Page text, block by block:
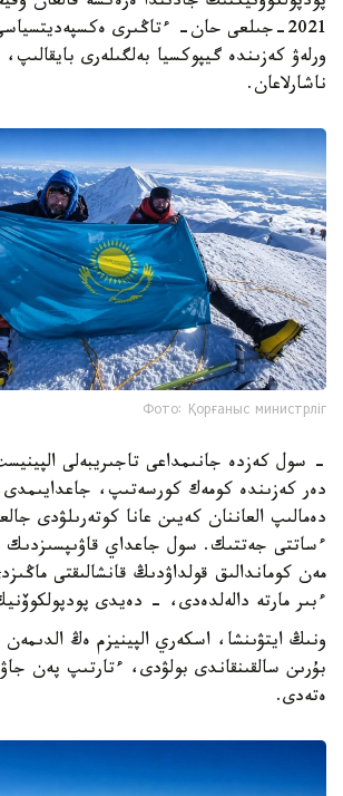
2021-جىلعى حان- ءتاڭىرى
ورلەۋ كەزىندە گيپوكسيا بەلگىلەرى
ناشارلاعان.
Фото: Қорғаныс министрліг
- سول كەزدە جانىمداعى تاجىريبەلى
دەر كەزىندە كومەك كورسەتىپ، جاعدايىمدى
دەمالىپ العاننان كەيىن عانا كوتەرىلۋدى
ءساتتى جەتتىك. سول جاعداي قاۋىپسىزدىك
مەن كوماندالىق قولداۋدىڭ قانشالىقتى
ءبىر مارتە دالەلدەدى، - دەيدى
ونىڭ ايتۋىنشا، اسكەري الپينيزم ەڭ
بۇرىن سالقىنقاندى بولۋدى، ءتارتىپ پەن
ەتەدى.